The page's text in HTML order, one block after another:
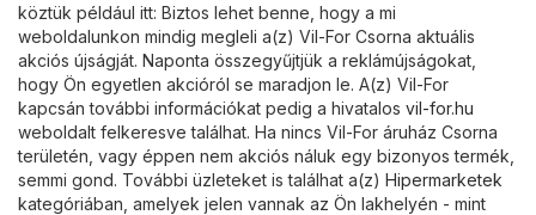
köztük például itt: Biztos lehet benne, hogy a mi
weboldalunkon mindig megleli a(z) Vil-For Csorna aktuális
akciós újságját. Naponta összegyűjtjük a reklámújságokat,
hogy Ön egyetlen akcióról se maradjon le. A(z) Vil-For
kapcsán további információkat pedig a hivatalos vil-for.hu
weboldalt felkeresve találhat. Ha nincs Vil-For áruház Csorna
területén, vagy éppen nem akciós náluk egy bizonyos termék,
semmi gond. További üzleteket is találhat a(z) Hipermarketek
kategóriában, amelyek jelen vannak az Ön lakhelyén - mint